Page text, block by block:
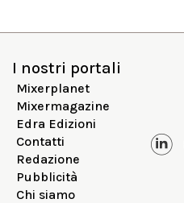
I nostri portali
Mixerplanet
Mixermagazine
Edra Edizioni
Contatti
Redazione
Pubblicità
Chi siamo